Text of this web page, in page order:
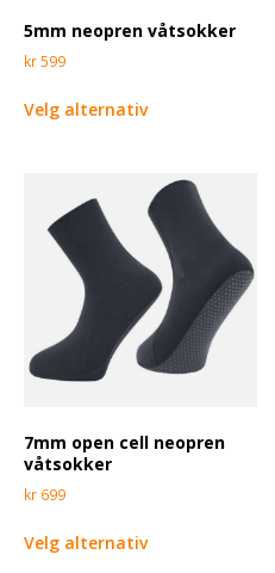
5mm neopren våtsokker
kr599
Velg alternativ
7mm open cell neopren
våtsokker
kr 699
Velg alternativ